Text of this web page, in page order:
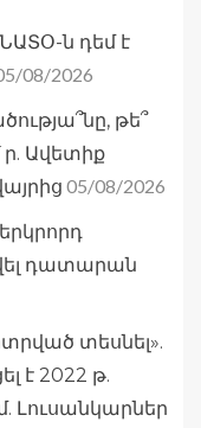
ն դեմ է
08/2026
թե՞
Ավետիք
05/08/2026
դատարան
տեսնել».
է 2022 թ.
Լուսանկարներ